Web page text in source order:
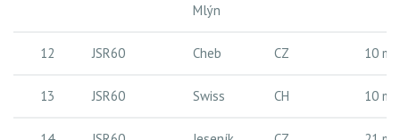
Mlýn
12 JSR60 Cheb CZ 10 m
13 JSR60 Swiss CH 10 m